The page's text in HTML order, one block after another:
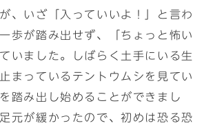
、いざ「入っていいよ！」と言わ
歩が踏み出せず、「ちょっと怖い
いました。しばらく土手にいる生
まっているテントウムシを見てい
踏み出し始めることができまし
元が緩かったので、初めは恐る恐